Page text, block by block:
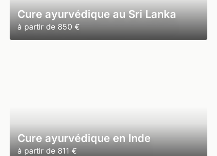
Cure ayurvédique au Sri Lanka
à partir de 850 €
Cure ayurvédique en Inde
à partir de 811 €